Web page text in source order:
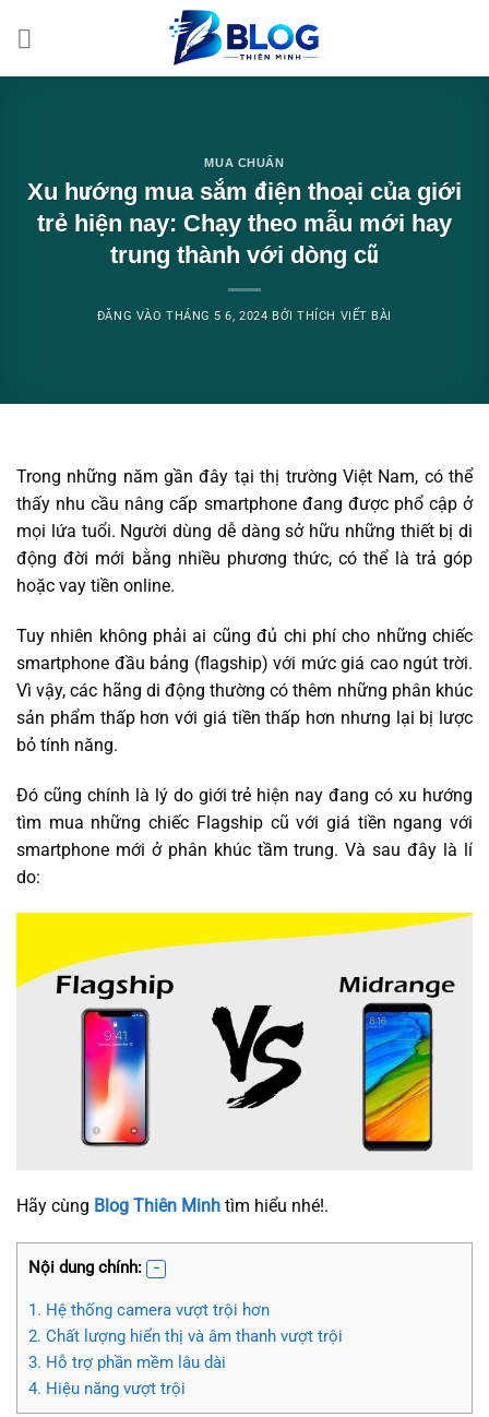
MUA CHUẨN
Xu hướng mua sắm điện thoại của giới
trẻ hiện nay: Chạy theo mẫu mới hay
trung thành với dòng cũ
ĐĂNG VÀO THÁNG 5 6, 2024 BỞITHÍCH VIẾT BÀI
Trong những năm gần đây tại thị trường Việt Nam, có thể
thấy nhu cầu nâng cấp smartphone đang được phổ cập ở
mọi lứa tuổi. Người dùng dễ dàng sở hữu những thiết bị di
động đời mới bằng nhiều phương thức, có thể là trả góp
hoặc vay tiền online.
Tuy nhiên không phải ai cũng đủ chi phí cho những chiếc
smartphone đầu bảng (flagship) với mức giá cao ngút trời.
Vì vậy, các hãng di động thường có thêm những phân khúc
sản phẩm thấp hơn với giá tiền thấp hơn nhưng lại bị lược
bỏ tính năng.
Đó cũng chính là lý do giới trẻ hiện nay đang có xu hướng
tìm mua những chiếc Flagship cũ với giá tiền ngang với
smartphone mới ở phân khúc tầm trung. Và sau đây là lí
do:
Hãy cùng Blog Thiên Minh tìm hiểu nhé!.
Nội dung chính:
1. Hệ thống camera vượt trội hơn
2. Chất lượng hiển thị và âm thanh vượt trội
3. Hỗ trợ phần mềm lâu dài
4. Hiệu năng vượt trội